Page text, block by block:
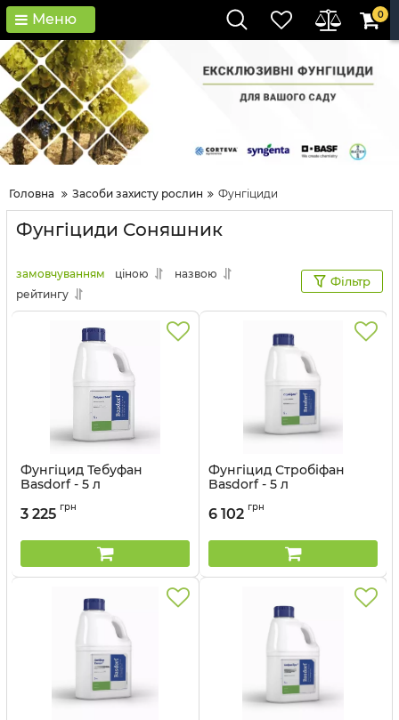
Меню 0
Головна Засоби захисту рослин Фунгіциди
Фунгіциди Соняшник
замовчуванням ціною
назвою
рейтингу
Фільтр
Фунгіцид Тебуфан
Basdorf - 5 л
3 225 грн
Фунгіцид Стробіфан
Basdorf - 5 л
6 102 грн